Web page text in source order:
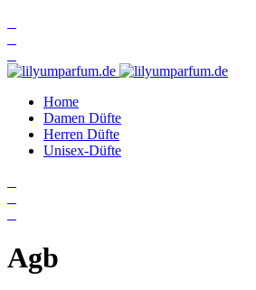
Home
Damen Düfte
Herren Düfte
Unisex-Düfte
Agb